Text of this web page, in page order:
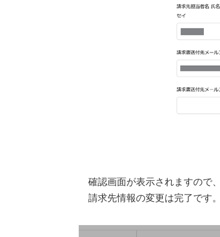
確認画面が表示されますので
請求先情報の変更は完了です。